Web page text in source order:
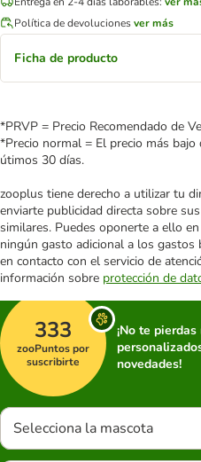
Política de devolucionesver más
Ficha de producto
*PRVP = Precio Recomendado de
*Precio normal = El precio más
útimos 30 días.
zooplus tiene derecho a utilizar tu
enviarte publicidad directa sobre
similares. Puedes oponerte a ello
ningún gasto adicional a los
en contacto con el servicio de
información sobre protección de
333
zooPuntos por
suscribirte
¡No te
novedades!
Selecciona la mascota